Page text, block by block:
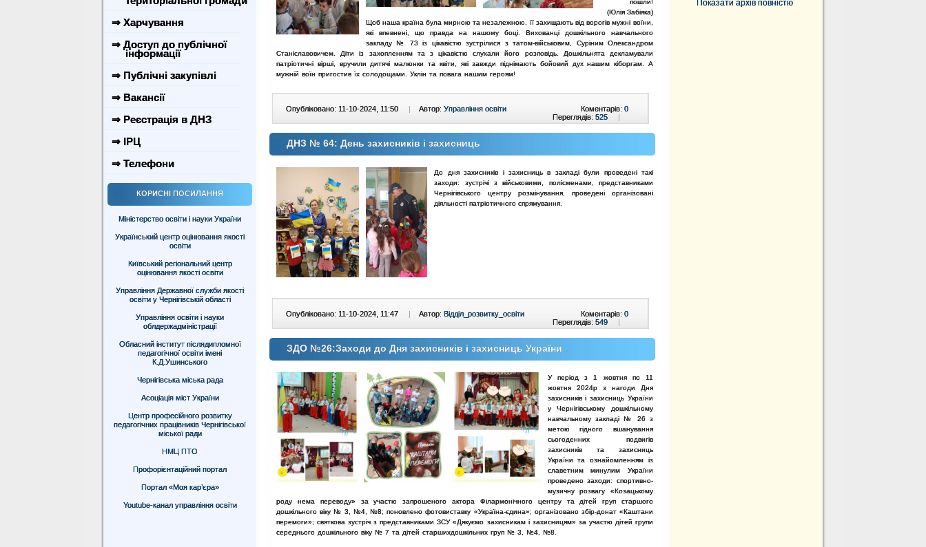
⇒ Харчування
⇒ Доступ до публічної
інформації
⇒ Публічні закупівлі
⇒ Вакансії
⇒ Реєстрація в ДНЗ
⇒ ІРЦ
⇒ Телефони
КОРИСНІ ПОСИЛАННЯ
Міністерство освіти і науки України
Український центр оцінювання якості
освіти
Київський регіональний центр
оцінювання якості освіти
Управління Державної служби якості
освіти у Чернігівській області
Управління освіти і науки
облдержадміністрації
Обласний інститут післядипломної
педагогічної освіти імені
К.Д.Ушинського
Чернігівська міська рада
Асоціація міст України
Центр професійного розвитку
педагогічних працівників Чернігівської
міської ради
НМЦ ПТО
Профорієнтаційний портал
Портал «Моя кар’єра»
Youtube-канал управління освіти
Показати архів повністю
пошли!
(Юлія Забіяка)
Щоб наша країна була мирною та незалежною, її захищають від ворогів мужні воїни,
які впевнені, що правда на нашому боці. Вихованці дошкільного навчального
закладу № 73 із цікавістю зустрілися з татом-військовим, Суріним Олександром
Станіславовичем. Діти із захопленням та з цікавістюслухали його розповідь. Дошкільнята декламували
патріотичні вірші, вручили дитячі малюнки та квіти, які завжди піднімають бойовий дух нашимкіборгам. А
мужній воїн пригостив їх солодощами. Уклін та повага нашим героям!
Опубліковано: 11-10-2024, 11:50 | Автор: Управління освіти Коментарів: 0
Переглядів: 525 |
ДНЗ № 64: День захисників і захисниць
До дня захисників і захисниць в закладі були проведені такі
заходи: зустрічі з військовими, полісменами, представниками
Чернігівського центру розмінування, проведені організовані
діяльності патріотичного спрямування.
Опубліковано: 11-10-2024, 11:47 | Автор: Відділ_розвитку_освіти Коментарів: 0
Переглядів: 549 |
ЗДО №26:Заходи до Дня захисників і захисниць України
У період з 1 жовтня по 11
жовтня 2024р з нагоди Дня
захисників і захисниць України
у Чернігівському дошкільному
навчальному закладі № 26 з
метоюгідного вшанування
сьогоденних подвигів
захисників та захисниць
України таознайомленням із
славетним минулим України
проведено заходи: спортивно-
музичну розвагу «Козацькому
роду нема переводу» за участюзапрошеного актора Філармонічного центру та дітей груп старшого
дошкільноговіку № 3, №4, №8;поновлено фотовиставку «Україна-єдина»; організовано збір-донат «Каштани
перемоги»;святкова зустріч з представниками ЗСУ «Дякуємо захисникам і захисницям» за участю дітей групи
середнього дошкільного віку № 7 та дітей старшихдошкільних груп № 3, №4, №8.